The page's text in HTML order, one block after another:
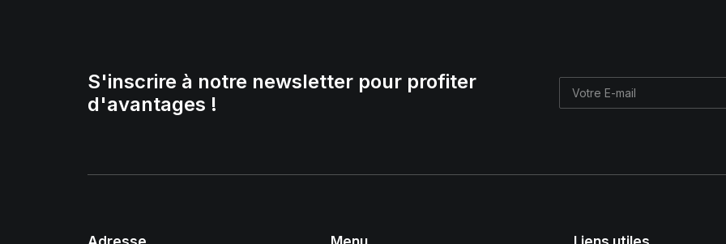
S'inscrire à notre newsletter pour profiter
d'avantages !